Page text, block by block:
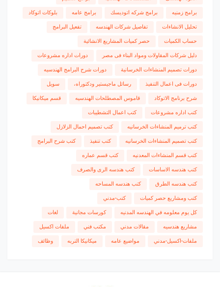
برامج زمنيه برامج شركه اتوديسك برامج عامه بلوكات اتوكاد
تحليل الانشاءات تفاصيل شركات الهندسه تفعيل البرامج
حساب الكميات حصر كميات المشاريع الانشائية
دليل شركات المقاولات ومواد البناء فى مصر دورات اداره مشروعات
دورات تصميم المنشاءات الخرسانية دورات شرح البرامج الهندسيه
دورات فى اعمال التنفيذ رسائل ماجيستير ودكتوراه، سويل
شرح برنامج الاتوكاد قاموس المصطلحات الهندسيه قسم ميكانيكا
كتب اداره مشروعات كتب اعمال التشطيبات
كتب ترميم المنشاءات الخرسانيه كتب تصميم احمال الزلازل
كتب تصميم المنشاءات الخرسانيه كتب تنفيذ كتب شرح البرامج
كتب قسم المنشاءات المعدنيه كتب قسم عماره
كتب هندسه الاساسات كتب هندسه الرى والصرف
كتب هندسه الطرق كتب هندسه المساحه
كتب ومشاريع حصر كميات كتب-مدني
كل يوم معلومه في الهندسه المدنيه كورسات مجانية لغات
مشاريع هندسيه مقالات مدني مكتب فني ملفات اكسيل
ملفات-اكسيل-مدني مواضيع عامه ميكانيكا التربه وظائف